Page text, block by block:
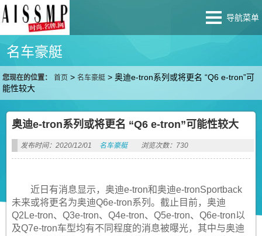
导航菜单
名车豪艇
您现在的位置： 首页 >名车豪艇 >奥迪e-tron系列或将更名 “Q6 e-tron”可
能性较大
奥迪e-tron系列或将更名 “Q6 e-tron”可能性较大
发布时间：2020/12/01 名车豪艇 浏览次数：730
近日有消息显示，奥迪e-tron和奥迪e-tronSportback
未来或将更名为奥迪Q6e-tron系列。截止目前，奥迪
Q2Le-tron、Q3e-tron、Q4e-tron、Q5e-tron、Q6e-tron以
及Q7e-tron车型均有不同程度的消息被曝光，其中与奥迪